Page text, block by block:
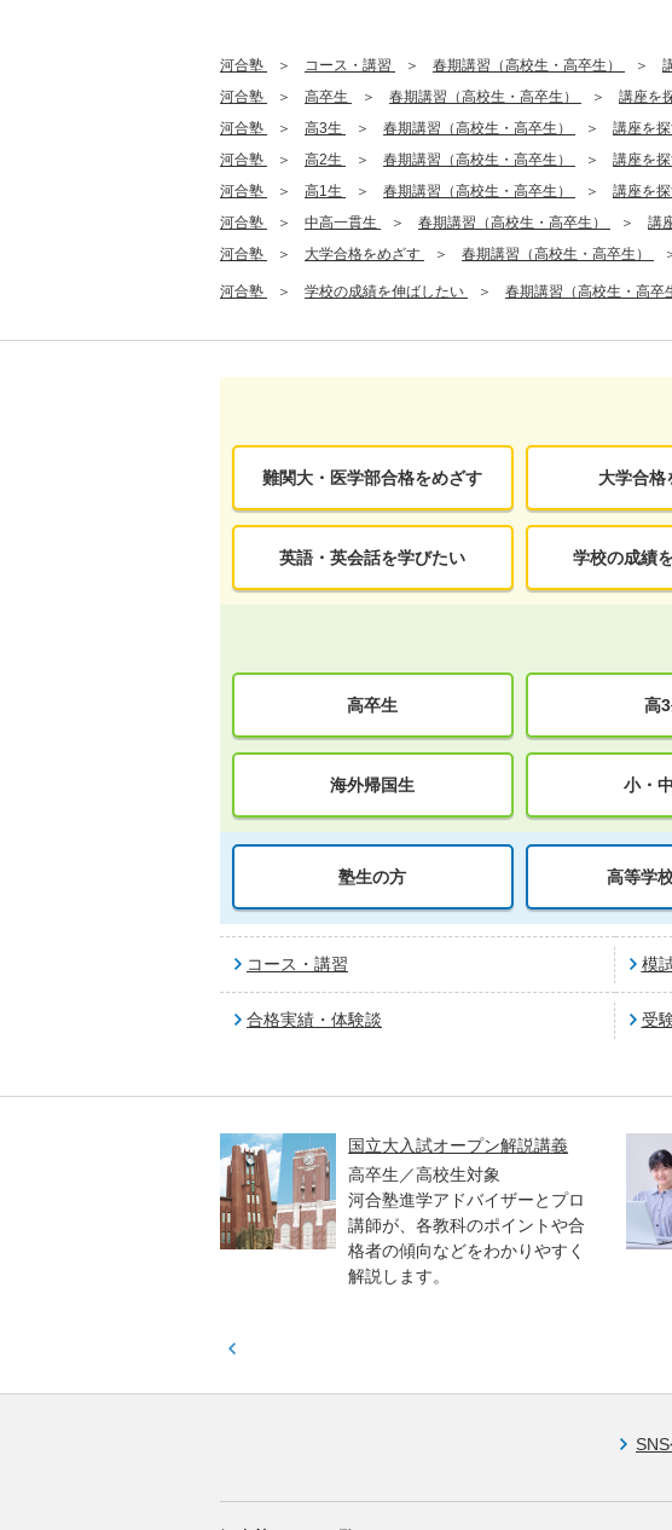
河合塾 コース・講習 春期講習（高校生・高卒生）
河合塾
高卒生 春期講習（高校生・高卒生） 講座を
河合塾
高3生 春期講習（高校生・高卒生） 講座を
河合塾
高2生 春期講習（高校生・高卒生） 講座を
河合塾
高1生 春期講習（高校生・高卒生） 講座を
河合塾
中高一貫生 春期講習（高校生・高卒生） 講
河合塾
大学合格をめざす 春期講習（高校生・高卒生）
河合塾 学校の成績を伸ばしたい 春期講習（高校生・高卒
難関大・医学部合格をめざす 大学合格
英語・英会話を学びたい 学校の成績
高卒生 高
海外帰国生 小・
塾生の方 高等学
コース・講習 模
合格実績・体験談 受
国立大入試オープン解説講義
高卒生／高校生対象
河合塾進学アドバイザーとプロ
講師が、各教科のポイントや合
格者の傾向などをわかりやすく
解説します。